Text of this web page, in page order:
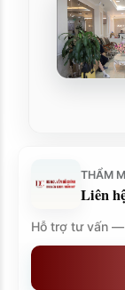
THẨM
Liên
Hỗ trợ tư vấn